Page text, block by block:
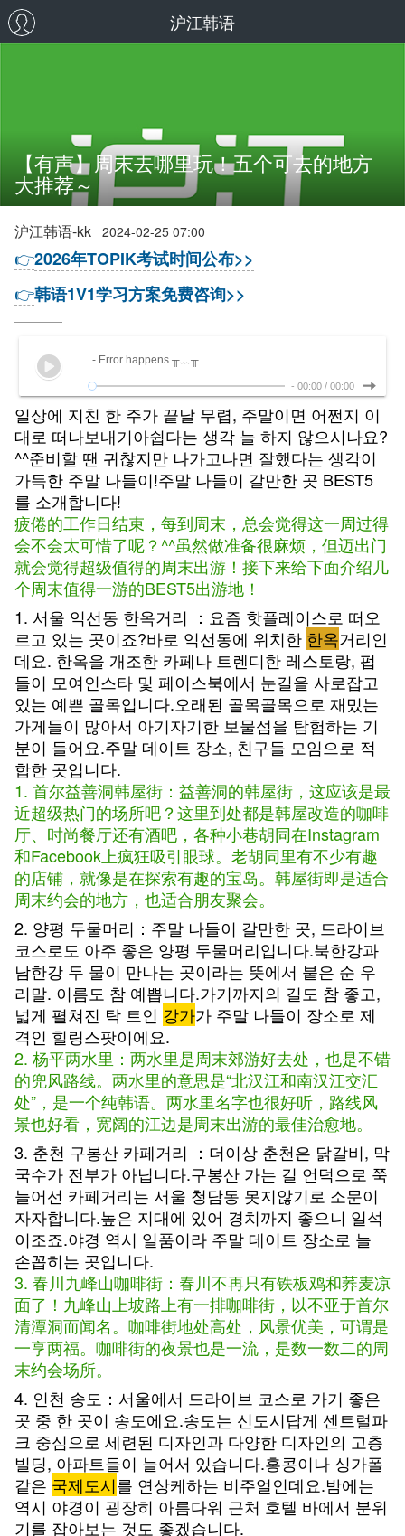
沪江韩语
【有声】周末去哪里玩！五个可去的地方
大推荐～
沪江韩语-kk 2024-02-25 07:00
👉2026年TOPIK考试时间公布>>
👉韩语1V1学习方案免费咨询>>
- Error happens ╥﹏╥
- 00:00 / 00:00
일상에 지친 한 주가 끝날 무렵, 주말이면 어쩐지 이
대로 떠나보내기아쉽다는 생각 늘 하지 않으시나요?
^^준비할 땐 귀찮지만 나가고나면 잘했다는 생각이
가득한 주말 나들이!주말 나들이 갈만한 곳 BEST5
를 소개합니다!
疲倦的工作日结束，每到周末，总会觉得这一周过得
会不会太可惜了呢？^^虽然做准备很麻烦，但迈出门
就会觉得超级值得的周末出游！接下来给下面介绍几
个周末值得一游的BEST5出游地！
1. 서울 익선동 한옥거리 ：요즘 핫플레이스로 떠오
르고 있는 곳이죠?바로 익선동에 위치한 한옥거리인
데요. 한옥을 개조한 카페나 트렌디한 레스토랑, 펍
들이 모여인스타 및 페이스북에서 눈길을 사로잡고
있는 예쁜 골목입니다.오래된 골목골목으로 재밌는
가게들이 많아서 아기자기한 보물섬을 탐험하는 기
분이 들어요.주말 데이트 장소, 친구들 모임으로 적
합한 곳입니다.
1. 首尔益善洞韩屋街：益善洞的韩屋街，这应该是最
近超级热门的场所吧？这里到处都是韩屋改造的咖啡
厅、时尚餐厅还有酒吧，各种小巷胡同在Instagram
和Facebook上疯狂吸引眼球。老胡同里有不少有趣
的店铺，就像是在探索有趣的宝岛。韩屋街即是适合
周末约会的地方，也适合朋友聚会。
2. 양평 두물머리：주말 나들이 갈만한 곳, 드라이브
코스로도 아주 좋은 양평 두물머리입니다.북한강과
남한강 두 물이 만나는 곳이라는 뜻에서 붙은 순 우
리말. 이름도 참 예쁩니다.가기까지의 길도 참 좋고,
넓게 펼쳐진 탁 트인 강가가 주말 나들이 장소로 제
격인 힐링스팟이에요.
2. 杨平两水里：两水里是周末郊游好去处，也是不错
的兜风路线。两水里的意思是“北汉江和南汉江交汇
处”，是一个纯韩语。两水里名字也很好听，路线风
景也好看，宽阔的江边是周末出游的最佳治愈地。
3. 춘천 구봉산 카페거리 ：더이상 춘천은 닭갈비, 막
국수가 전부가 아닙니다.구봉산 가는 길 언덕으로 쭉
늘어선 카페거리는 서울 청담동 못지않기로 소문이
자자합니다.높은 지대에 있어 경치까지 좋으니 일석
이조죠.야경 역시 일품이라 주말 데이트 장소로 늘
손꼽히는 곳입니다.
3. 春川九峰山咖啡街：春川不再只有铁板鸡和荞麦凉
面了！九峰山上坡路上有一排咖啡街，以不亚于首尔
清潭洞而闻名。咖啡街地处高处，风景优美，可谓是
一享两福。咖啡街的夜景也是一流，是数一数二的周
末约会场所。
4. 인천 송도：서울에서 드라이브 코스로 가기 좋은
곳 중 한 곳이 송도에요.송도는 신도시답게 센트럴파
크 중심으로 세련된 디자인과 다양한 디자인의 고층
빌딩, 아파트들이 늘어서 있습니다.홍콩이나 싱가폴
같은 국제도시를 연상케하는 비주얼인데요.밤에는
역시 야경이 굉장히 아름다워 근처 호텔 바에서 분위
기를 잡아보는 것도 좋겠습니다.